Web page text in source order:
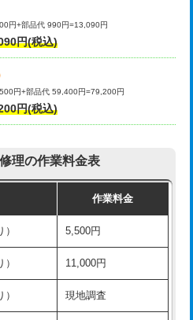
し作業）
27,500円
38,500円
38,500円
現場見積
ッキ
デッキ
16,500円+材料費
11,000円+材料費
13,200円
16,500円
水栓） 16,500円
16,500円
円+部品代 990円=13,090円
円(税込)
円+部品代 59,400円=79,200円
円(税込)
理の作業料金表
作業料金
5,500円
11,000円
現地調査